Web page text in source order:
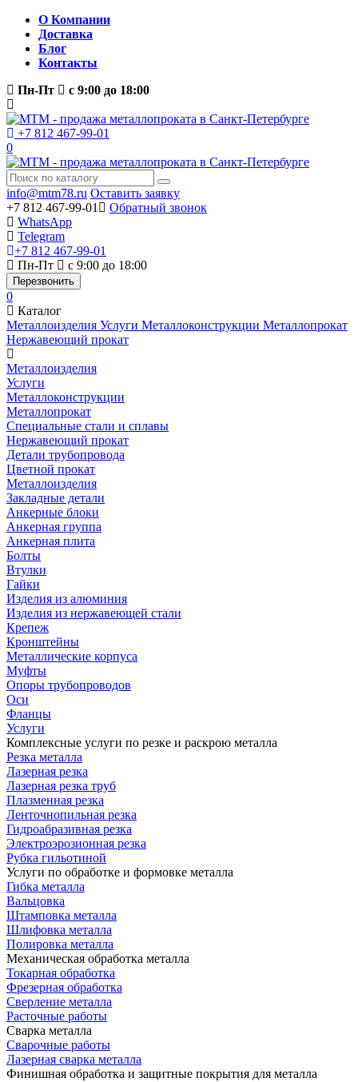
О Компании
Доставка
Блог
Контакты
Пн-Пт
с 9:00 до 18:00
+7 812 467-99-01
0
info@mtm78.ru Оставить заявку
+7 812 467-99-01
Обратный звонок
WhatsApp
Telegram
+7 812 467-99-01
Пн-Пт
с 9:00 до 18:00
Перезвонить
0
Каталог
Металлоизделия Услуги Металлоконструкции Металлопрокат
Нержавеющий прокат
Металлоизделия
Услуги
Металлоконструкции
Металлопрокат
Специальные стали и сплавы
Нержавеющий прокат
Детали трубопровода
Цветной прокат
Металлоизделия
Закладные детали
Анкерные блоки
Анкерная группа
Анкерная плита
Болты
Втулки
Гайки
Изделия из алюминия
Изделия из нержавеющей стали
Крепеж
Кронштейны
Металлические корпуса
Муфты
Опоры трубопроводов
Оси
Фланцы
Услуги
Комплексные услуги по резке и раскрою металла
Резка металла
Лазерная резка
Лазерная резка труб
Плазменная резка
Ленточнопильная резка
Гидроабразивная резка
Электроэрозионная резка
Рубка гильотиной
Услуги по обработке и формовке металла
Гибка металла
Вальцовка
Штамповка металла
Шлифовка металла
Полировка металла
Механическая обработка металла
Токарная обработка
Фрезерная обработка
Сверление металла
Расточные работы
Сварка металла
Сварочные работы
Лазерная сварка металла
Финишная обработка и защитные покрытия для металла